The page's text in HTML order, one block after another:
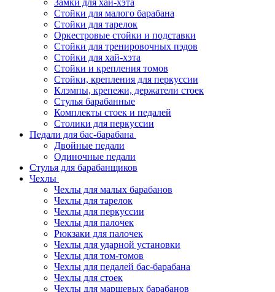
Замки для хай-хэта
Стойки для малого барабана
Стойки для тарелок
Оркестровые стойки и подставки
Стойки для тренировочных пэдов
Стойки для хай-хэта
Стойки и крепления томов
Стойки, крепления для перкуссии
Клэмпы, крепежи, держатели стоек
Стулья барабанные
Комплекты стоек и педалей
Столики для перкуссии
Педали для бас-барабана
Двойные педали
Одиночные педали
Стулья для барабанщиков
Чехлы
Чехлы для малых барабанов
Чехлы для тарелок
Чехлы для перкуссии
Чехлы для палочек
Рюкзаки для палочек
Чехлы для ударной установки
Чехлы для том-томов
Чехлы для педалей бас-барабана
Чехлы для стоек
Чехлы для маршевых барабанов